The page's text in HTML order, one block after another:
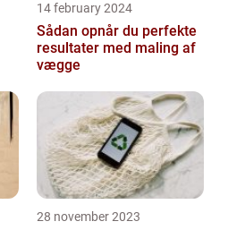
14 february 2024
Sådan opnår du perfekte
resultater med maling af
vægge
28 november 2023